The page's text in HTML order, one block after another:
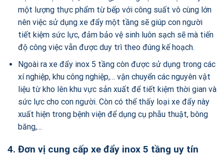
một lượng thực phẩm từ bếp với công suất vô cùng lớn
nên việc sử dụng xe đẩy một tầng sẽ giúp con người
tiết kiệm sức lực, đảm bảo vệ sinh luôn sạch sẽ mà tiến
độ công việc vẫn được duy trì theo đúng kế hoạch.
Ngoài ra xe đẩy inox 5 tầng còn được sử dụng trong các
xí nghiệp, khu công nghiệp,… vận chuyển các nguyên vật
liệu từ kho lên khu vực sản xuất để tiết kiệm thời gian và
sức lực cho con người. Còn có thể thấy loại xe đẩy này
xuất hiện trong bệnh viện để dụng cụ phẫu thuật, bông
băng,…
4. Đơn vị cung cấp xe đẩy inox 5 tầng uy tín